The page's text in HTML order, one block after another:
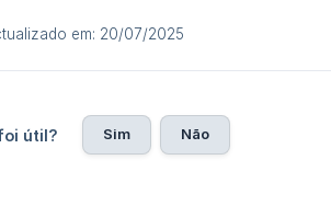
em: 20/07/2025
útil? Sim Não